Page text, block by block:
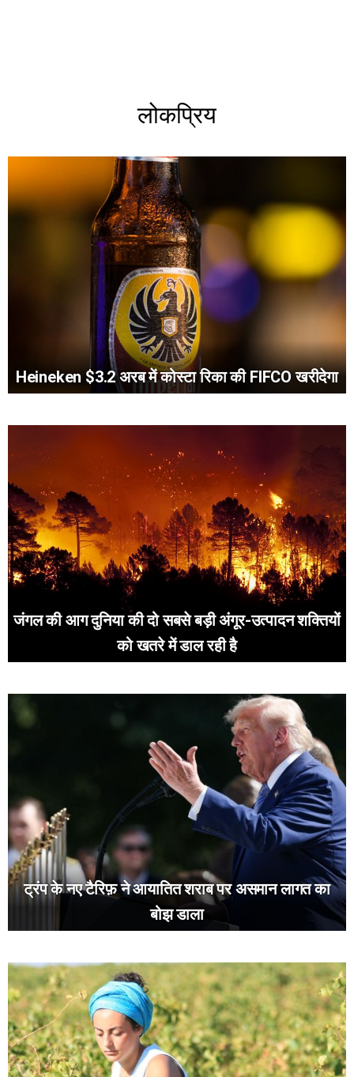
लोकप्रिय
Heineken $3.2 अरब में कोस्टा रिका की FIFCO खरीदेगा
जंगल की आग दुनिया की दो सबसे बड़ी अंगूर-उत्पादन शक्तियों
को खतरे में डाल रही है
ट्रंप के नए टैरिफ़ ने आयातित शराब पर असमान लागत का
बोझ डाला